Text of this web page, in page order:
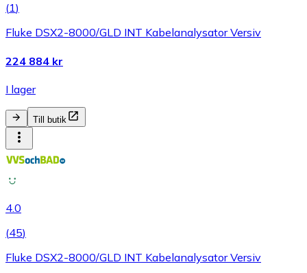
(1)
Fluke DSX2-8000/GLD INT Kabelanalysator Versiv
224 884 kr
I lager
Till butik
4.0
(45)
Fluke DSX2-8000/GLD INT Kabelanalysator Versiv